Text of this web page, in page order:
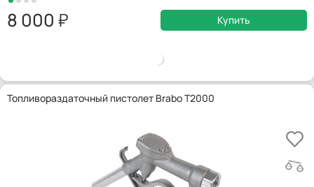
8 000 Купить
Топливораздаточный пистолет Brabo T2000